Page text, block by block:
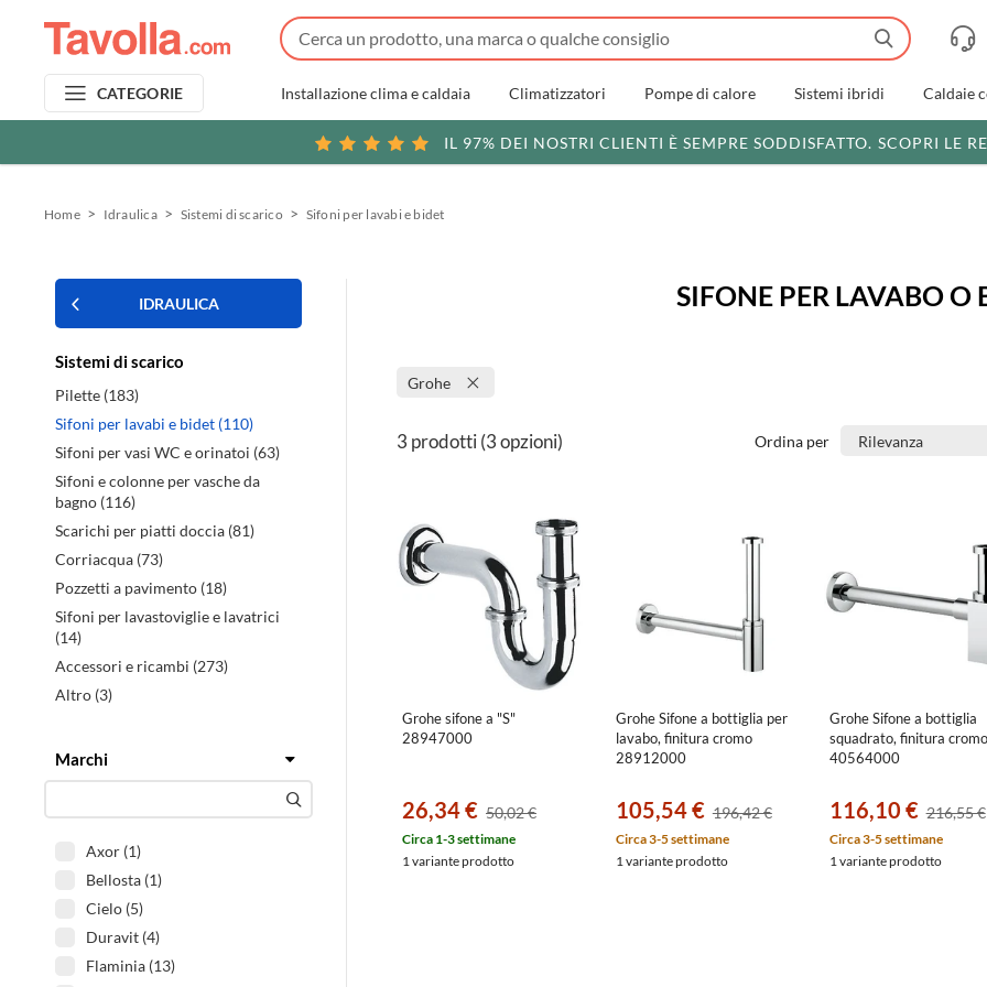
CATEGORIE Installazione clima e caldaia Climatizzatori Pompe di calore Sistemi ibridi Caldaie
IL 97% DEI NOSTRI CLIENTI È SEMPRE SODDISFATTO. SCOPRI LE
Home Idraulica Sistemi di scarico Sifoni per lavabi e bidet
IDRAULICA
Sistemi di scarico
Pilette (183)
Sifoni per lavabi e bidet (110)
Sifoni per vasi WC e orinatoi (63)
Sifoni e colonne per vasche da
bagno (116)
Scarichi per piatti doccia (81)
Corriacqua (73)
Pozzetti a pavimento (18)
Sifoni per lavastoviglie e lavatrici
(14)
Accessori e ricambi (273)
Altro (3)
Marchi
Filtra
Axor (1)
Bellosta (1)
Cielo (5)
Duravit (4)
Flaminia (13)
SIFONE PER LAVABO O
Grohe
3 prodotti(3 opzioni) Ordina per
Grohe sifone a "S"
28947000
26,34 € 50,02 €
Circa 1-3 settimane
1 variante prodotto
Grohe Sifone a bottiglia per
lavabo, finitura cromo
28912000
105,54 € 196,42 €
Circa 3-5 settimane
1 variante prodotto
Grohe Sifone a bottiglia
squadrato, finitura cromo
40564000
116,10 € 216,55 €
Circa 3-5 settimane
1 variante prodotto